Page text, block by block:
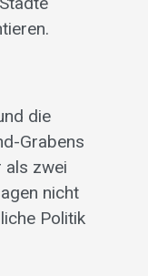
die
Grabens
als zwei
nicht
Politik